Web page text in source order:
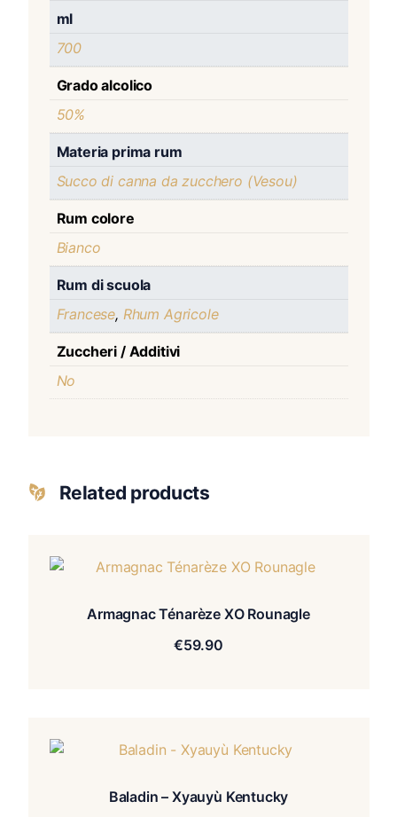
ml
700
Grado alcolico
50%
Materia prima rum
Succo di canna da zucchero (Vesou)
Rum colore
Bianco
Rum di scuola
Francese, Rhum Agricole
Zuccheri / Additivi
No
Related products
Armagnac Ténarèze XO Rounagle
€59.90
Baladin – Xyauyù Kentucky